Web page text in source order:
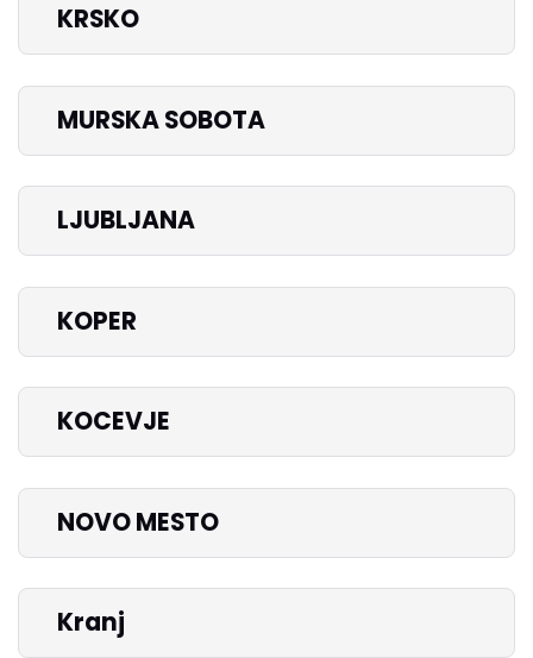
KRSKO
MURSKA SOBOTA
LJUBLJANA
KOPER
KOCEVJE
NOVO MESTO
Kranj